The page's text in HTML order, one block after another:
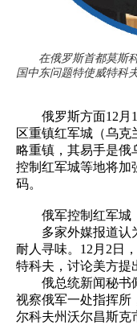
在俄罗斯首都莫斯科
国中东问题特使威特科
俄罗斯方面12月1
区重镇红军城（乌
略重镇，其易手是俄
控制红军城等地将加
码。
俄军控制红军城
多家外媒报道认为
耐人寻味。12月2日
特科夫，讨论美方提
俄总统新闻秘书佩
视察俄军一处指挥所
尔科夫州沃尔昌斯克